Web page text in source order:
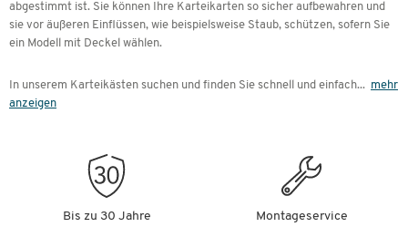
abgestimmt ist. Sie können Ihre Karteikarten so sicher aufbewahren und
sie vor äußeren Einflüssen, wie beispielsweise Staub, schützen, sofern Sie
ein Modell mit Deckel wählen.
In unserem Karteikästen suchen und finden Sie schnell und einfach... mehr
anzeigen
Bis zu 30 Jahre
Montageservice